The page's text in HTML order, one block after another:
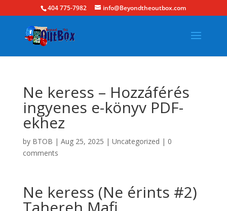
404 775-7982 info@Beyondtheoutbox.com
Ne keress – Hozzáférés
ingyenes e-könyv PDF-
ekhez
by BTOB | Aug 25, 2025 | Uncategorized | 0
comments
Ne keress (Ne érints #2)